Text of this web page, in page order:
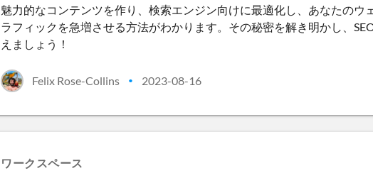
魅力的なコンテンツを作り、検索エンジン向けに最適化し、あなたのウ
ラフィックを急増させる方法がわかります。その秘密を解き明かし、
えましょう！
Felix Rose-Collins • 2023-08-16
ワークスペース